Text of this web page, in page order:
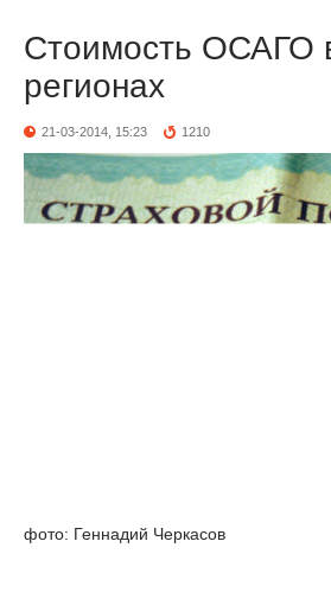
Стоимость ОСАГО
регионах
21-03-2014, 15:23 1210
фото: Геннадий Черкасов